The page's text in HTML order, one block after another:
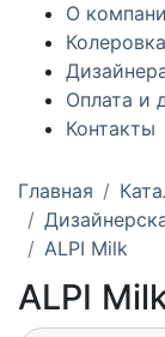
О
Колеровка
Оплата и
Контакты
Главная
ALPI Milk
ALPI